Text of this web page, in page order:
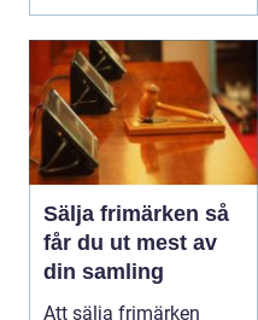
Sälja frimärken så
får du ut mest av
din samling
Att sälja frimärken